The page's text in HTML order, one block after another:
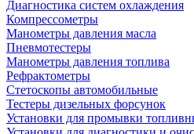
Диагностика систем охлаждения
Компрессометры
Манометры давления масла
Пневмотестеры
Манометры давления топлива
Рефрактометры
Стетоскопы автомобильные
Тестеры дизельных форсунок
Установки для промывки